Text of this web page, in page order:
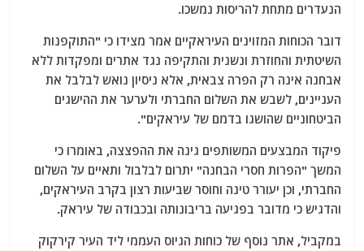
הנעדרים מתחת להריסות נמשכו.
דובר הכוחות המזוינים העיראקיים אמר מצידו כי "התוקפנות
השיטתית והחוזרת ונשנית והתקיפה נגד אתרים ומפקדות ללא
אבחנה אינה רק הפרה צבאית, אלא ניסיון נואש לבלבל את
העניינים, לשבש את השלום החברתי ולערער את ההישגים
הביטחוניים שהושגו בדמם של עיראקים".
פיקוד המבצעים המשותפים גינה את ההפצצה, באומרו כי
המשך "הפרות חסרי הבחנה" יתרום לבלבול ותאיים על השלום
החברתי, וכן יעורר טינה וחוסר שביעות רצון בקרב העיראקים,
והדגיש כי מדובר בפגיעה בריבונותה ובכבודה של עיראק.
במקביל, אתר נוסף של כוחות הגיוס העממי ליד העיר קירקוק